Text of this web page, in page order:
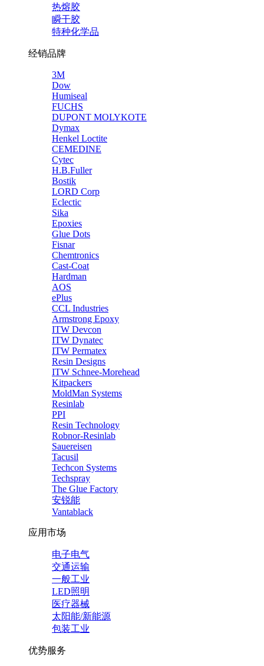
热熔胶
瞬干胶
特种化学品
经销品牌
3M
Dow
Humiseal
FUCHS
DUPONT MOLYKOTE
Dymax
Henkel Loctite
CEMEDINE
Cytec
H.B.Fuller
Bostik
LORD Corp
Eclectic
Sika
Epoxies
Glue Dots
Fisnar
Chemtronics
Cast-Coat
Hardman
AOS
ePlus
CCL Industries
Armstrong Epoxy
ITW Devcon
ITW Dynatec
ITW Permatex
Resin Designs
ITW Schnee-Morehead
Kitpackers
MoldMan Systems
Resinlab
PPI
Resin Technology
Robnor-Resinlab
Sauereisen
Tacusil
Techcon Systems
Techspray
The Glue Factory
安锐能
Vantablack
应用市场
电子电气
交通运输
一般工业
LED照明
医疗器械
太阳能/新能源
包装工业
优势服务